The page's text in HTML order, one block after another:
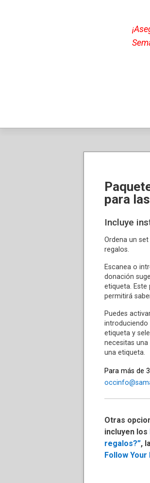
para
Incluye
Ordena un
regalos.
Escanea o
donación
etiqueta. Este
permitirá
Puedes
introduciendo
etiqueta y
necesitas
una etiqueta.
Para más de
Otras
incluyen los
regalos?”,
Follow Your